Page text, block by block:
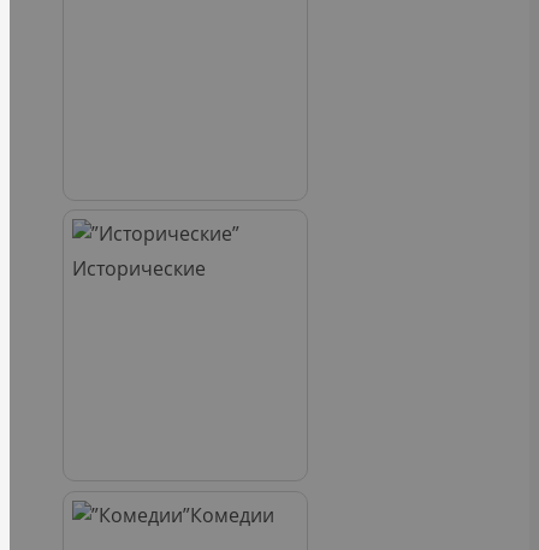
Исторические
Комедии